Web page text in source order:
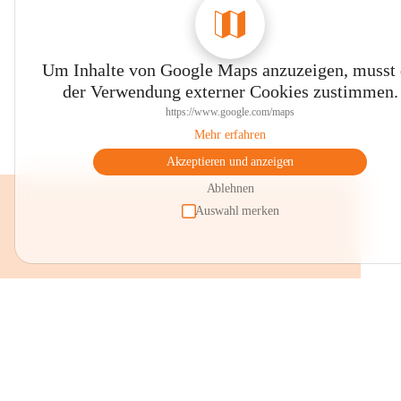
Um Inhalte von Google Maps anzuzeigen, musst
der Verwendung externer Cookies zustimmen.
https://www.google.com/maps
Mehr erfahren
Akzeptieren und anzeigen
Ablehnen
Auswahl merken